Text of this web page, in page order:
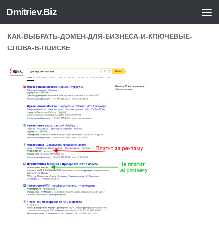
Skip to content
Dmitriev.Biz
КАК-ВЫБРАТЬ-ДОМЕН-ДЛЯ-БИЗНЕСА-И-КЛЮЧЕВЫЕ-
СЛОВА-В-ПОИСКЕ